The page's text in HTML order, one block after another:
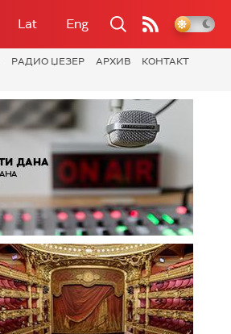
Lat Eng
РАДИО ЏЕЗЕР АРХИВ
КОНТАКТ